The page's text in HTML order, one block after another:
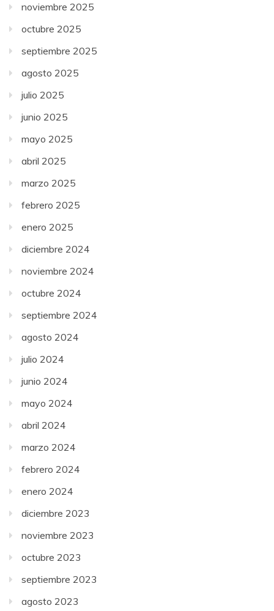
noviembre 2025
octubre 2025
septiembre 2025
agosto 2025
julio 2025
junio 2025
mayo 2025
abril 2025
marzo 2025
febrero 2025
enero 2025
diciembre 2024
noviembre 2024
octubre 2024
septiembre 2024
agosto 2024
julio 2024
junio 2024
mayo 2024
abril 2024
marzo 2024
febrero 2024
enero 2024
diciembre 2023
noviembre 2023
octubre 2023
septiembre 2023
agosto 2023